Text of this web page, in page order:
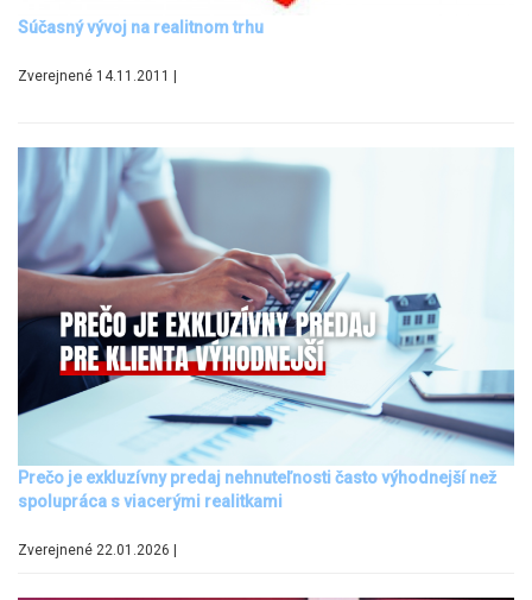
Súčasný vývoj na realitnom trhu
Zverejnené 14.11.2011 |
Prečo je exkluzívny predaj nehnuteľnosti často výhodnejší než
spolupráca s viacerými realitkami
Zverejnené 22.01.2026 |